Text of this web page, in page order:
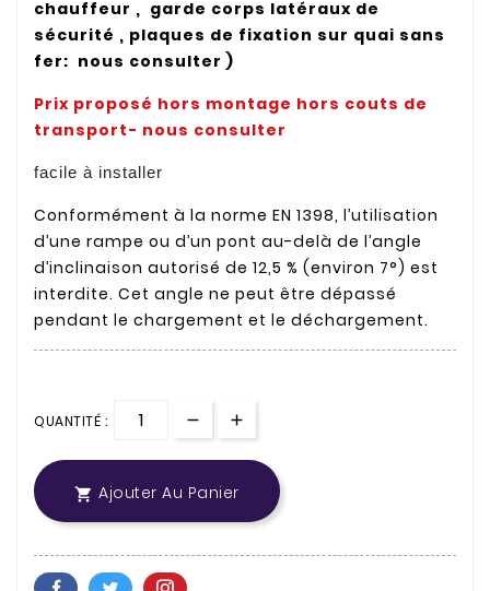
chauffeur , garde corps latéraux de
sécurité , plaques de fixation sur quai sans
fer: nous consulter )
Prix proposé hors montage hors couts de
transport- nous consulter
facile à installer
Conformément à la norme EN 1398, l’utilisation
d’une rampe ou d’un pont au-delà de l’angle
d’inclinaison autorisé de 12,5 % (environ 7°) est
interdite. Cet angle ne peut être dépassé
pendant le chargement et le déchargement.
QUANTITÉ :
 Ajouter Au Panier